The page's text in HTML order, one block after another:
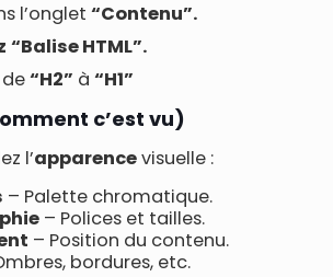
l’onglet“Contenu”.
“Balise HTML”.
de“H2” à“H1”
c’est vu)
l’apparencevisuelle :
– Palette chromatique.
– Polices et tailles.
– Position du contenu.
bordures, etc.